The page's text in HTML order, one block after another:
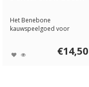
Het Benebone
kauwspeelgoed voor
€14,50